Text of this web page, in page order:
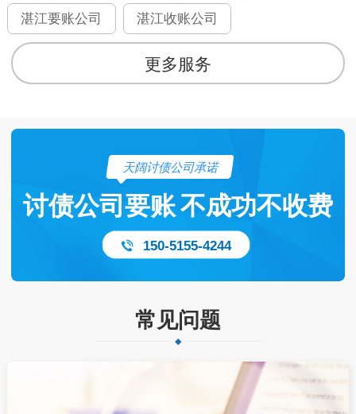
湛江要账公司 湛江收账公司
更多服务
天阔讨债公司承诺
讨债公司要账不成功不收费
150-5155-4244
常见问题